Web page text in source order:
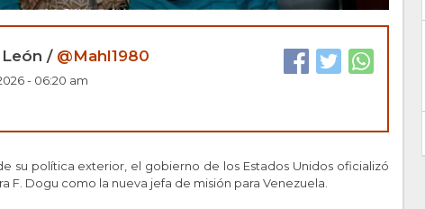
León / @Mahl1980
- 06:20 am
su política exterior, el gobierno de los Estados Unidos oficializó
F. Dogu como la nueva jefa de misión para Venezuela.